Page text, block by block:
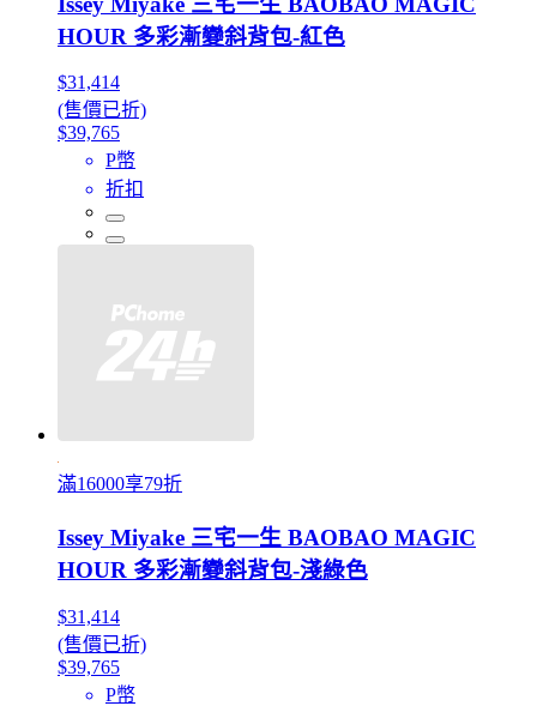
HOUR 多彩漸變斜背包-紅色
$31,414
(售價已折)
$39,765
P幣
折扣
滿16000享79折
Issey Miyake 三宅一生 BAOBAO MAGIC
HOUR 多彩漸變斜背包-淺綠色
$31,414
(售價已折)
$39,765
P幣